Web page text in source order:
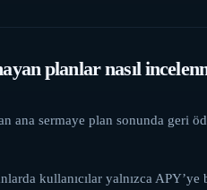
planlar nasıl
ana sermaye plan sonunda geri
kullanıcılar yalnızca